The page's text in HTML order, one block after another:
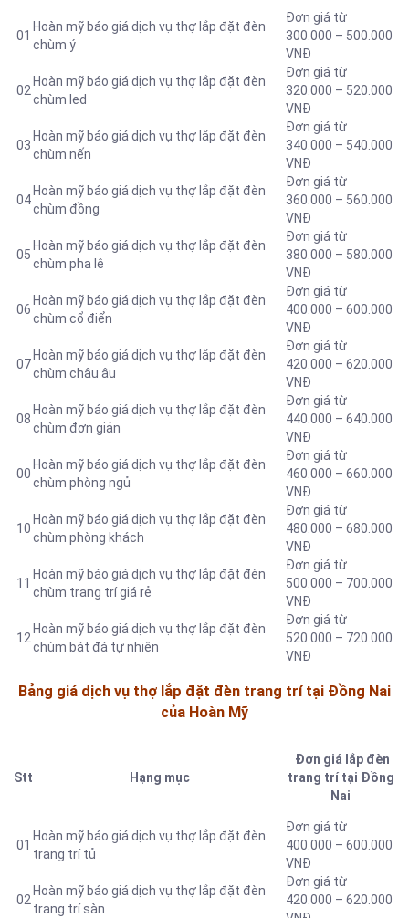
01
Hoàn mỹ báo giá dịch vụ thợ lắp đặt đèn
chùm ý
Đơn giá từ
300.000 – 500.000
VNĐ
02
Hoàn mỹ báo giá dịch vụ thợ lắp đặt đèn
chùm led
Đơn giá từ
320.000 – 520.000
VNĐ
03
Hoàn mỹ báo giá dịch vụ thợ lắp đặt đèn
chùm nến
Đơn giá từ
340.000 – 540.000
VNĐ
04
Hoàn mỹ báo giá dịch vụ thợ lắp đặt đèn
chùm đồng
Đơn giá từ
360.000 – 560.000
VNĐ
05
Hoàn mỹ báo giá dịch vụ thợ lắp đặt đèn
chùm pha lê
Đơn giá từ
380.000 – 580.000
VNĐ
06
Hoàn mỹ báo giá dịch vụ thợ lắp đặt đèn
chùm cổ điển
Đơn giá từ
400.000 – 600.000
VNĐ
07
Hoàn mỹ báo giá dịch vụ thợ lắp đặt đèn
chùm châu âu
Đơn giá từ
420.000 – 620.000
VNĐ
08
Hoàn mỹ báo giá dịch vụ thợ lắp đặt đèn
chùm đơn giản
Đơn giá từ
440.000 – 640.000
VNĐ
00
Hoàn mỹ báo giá dịch vụ thợ lắp đặt đèn
chùm phòng ngủ
Đơn giá từ
460.000 – 660.000
VNĐ
10
Hoàn mỹ báo giá dịch vụ thợ lắp đặt đèn
chùm phòng khách
Đơn giá từ
480.000 – 680.000
VNĐ
11
Hoàn mỹ báo giá dịch vụ thợ lắp đặt đèn
chùm trang trí giá rẻ
Đơn giá từ
500.000 – 700.000
VNĐ
12
Hoàn mỹ báo giá dịch vụ thợ lắp đặt đèn
chùm bát đá tự nhiên
Đơn giá từ
520.000 – 720.000
VNĐ
Bảng giá dịch vụ thợ lắp đặt đèn trang trí tại Đồng Nai
của Hoàn Mỹ
Stt Hạng mục
Đơn giá lắp đèn
trang trí tại Đồng
Nai
01
Hoàn mỹ báo giá dịch vụ thợ lắp đặt đèn
trang trí tủ
Đơn giá từ
400.000 – 600.000
VNĐ
02
Hoàn mỹ báo giá dịch vụ thợ lắp đặt đèn
trang trí sàn
Đơn giá từ
420.000 – 620.000